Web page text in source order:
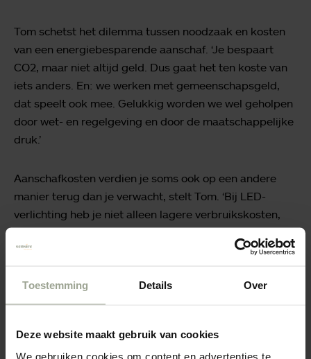
Toestemming Details Over
Deze website maakt gebruik van cookies
We gebruiken cookies om content en advertenties te
Tom schetst het dilemma tussen noodzaak en kosten
van een energiebesparende aanschaf. ‘Je bespaart
CO2, maar niet altijd geld. Dus gaat het ten koste van
iets anders. En: we werken met gemeenschapsgeld,
dat speelt ook mee. Gelukkig worden we wel geholpen
door wet- en regelgeving en door de maatschappelijke
druk.’
Aanschafkosten verdien je soms ook op een andere
manier terug dan je verwacht, stelt Tom. ‘Bij LED-
verlichting heb je niet alleen lagere verbruikskosten,
maar doordat die lampen veel langer meegaan, hoeft
er minder vaak iemand van de technische dienst